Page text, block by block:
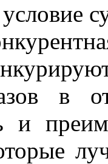
словие
н
в
и преи
торые лу